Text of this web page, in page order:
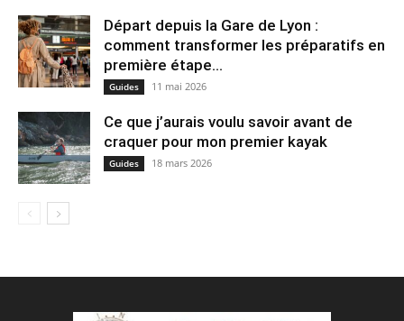
Départ depuis la Gare de Lyon :
comment transformer les préparatifs en
pre⁠mière étape...
Guides 11 mai 2026
Ce que j’aurais voulu savoir avant de
craquer pour mon premier kayak
Guides 18 mars 2026